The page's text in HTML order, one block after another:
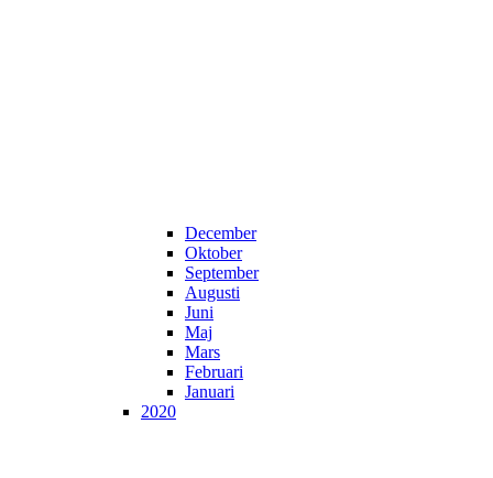
December
Oktober
September
Augusti
Juni
Maj
Mars
Februari
Januari
2020